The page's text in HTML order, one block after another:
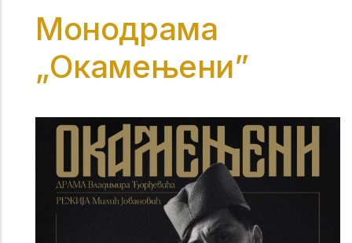
Монодрама
„Окамењени”